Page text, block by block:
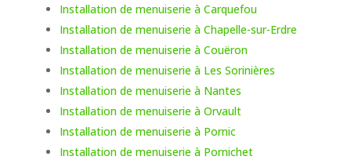
Installation de menuiserie à Carquefou
Installation de menuiserie à Chapelle-sur-Erdre
Installation de menuiserie à Couëron
Installation de menuiserie à Les Sorinières
Installation de menuiserie à Nantes
Installation de menuiserie à Orvault
Installation de menuiserie à Pornic
Installation de menuiserie à Pornichet